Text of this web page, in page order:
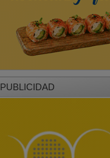
PUBLICIDAD